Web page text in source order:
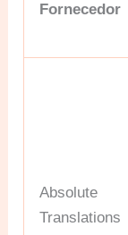
Fornecedor
Absolute
Translations